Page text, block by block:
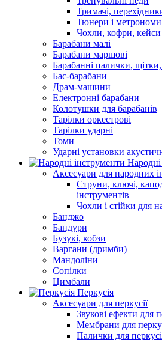
Тримачі,
Тюнери і
Чохли, кофри,
Барабани малі
Барабани маршові
Барабанні палички,
Бас-барабани
Драм-машини
Електронні барабани
Колотушки для барабанів
Тарілки оркестрові
Тарілки ударні
Томи
Ударні установки
Аксесуари для народних
Струни, ключі,
інструментів
Чохли і стійки для
Банджо
Бандури
Бузукі, кобзи
Варгани (дримби)
Мандоліни
Сопілки
Цимбали
Перкусія
Аксесуари для перкусії
Звукові ефекти для
Мембрани для
Палички для